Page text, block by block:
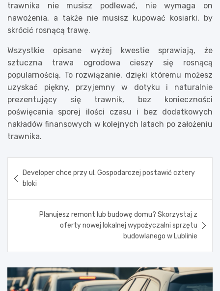
trawnika nie musisz podlewać, nie wymaga on
nawożenia, a także nie musisz kupować kosiarki, by
skrócić rosnącą trawę.
Wszystkie opisane wyżej kwestie sprawiają, że
sztuczna trawa ogrodowa cieszy się rosnącą
popularnością. To rozwiązanie, dzięki któremu możesz
uzyskać piękny, przyjemny w dotyku i naturalnie
prezentujący się trawnik, bez konieczności
poświęcania sporej ilości czasu i bez dodatkowych
nakładów finansowych w kolejnych latach po założeniu
trawnika.
wpisu
Developer chce przy ul. Gospodarczej postawić cztery
bloki
Planujesz remont lub budowę domu? Skorzystaj z
oferty nowej lokalnej wypożyczalni sprzętu
budowlanego w Lublinie